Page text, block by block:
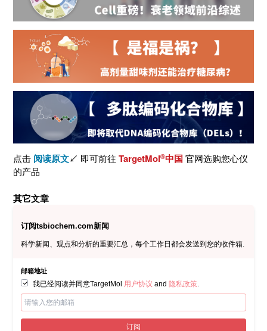
点击 阅读原文↙ 即可前往TargetMol®中国 官网选购您心仪
的产品
其它文章
订阅tsbiochem.com新闻
科学新闻、观点和分析的重要汇总，每个工作日都会发送到您的收件箱.
邮箱地址
我已经阅读并同意TargetMol 用户协议 and隐私政策.
订阅